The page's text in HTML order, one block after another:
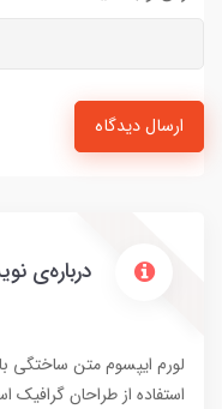
ارسال دیدگاه
درباره‌ی
لورم ایپسوم متن ساختگی
استفاده از طراحان گرافیک